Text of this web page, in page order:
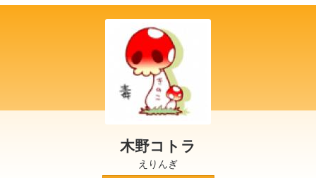
木野コトラ
えりんぎ